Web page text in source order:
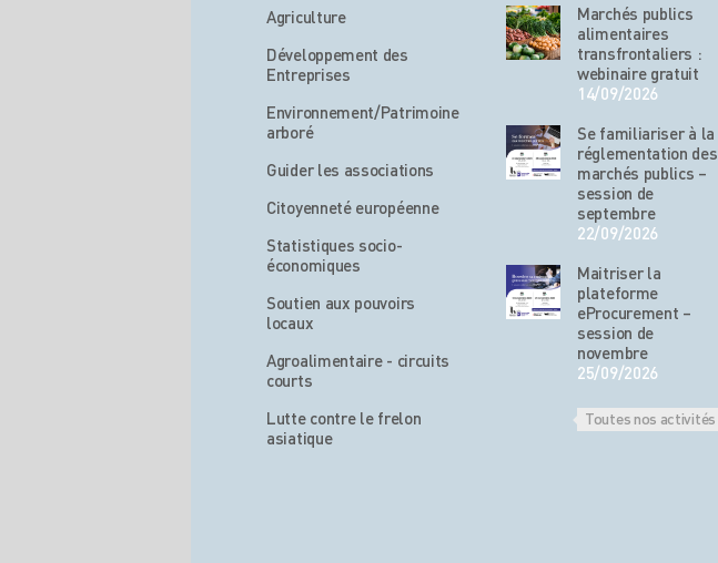
Agriculture
Développement des
Entreprises
Environnement/Patrimoine
arboré
Guider les associations
Citoyenneté européenne
Statistiques socio-
économiques
Soutien aux pouvoirs
locaux
Agroalimentaire - circuits
courts
Lutte contre le frelon
asiatique
Marchés publics
alimentaires
transfrontaliers :
webinaire gratuit
14/09/2026
Se familiariser à la
réglementation des
marchés publics –
session de
septembre
22/09/2026
Maitriser la
plateforme
eProcurement –
session de
novembre
25/09/2026
Toutes nos activités